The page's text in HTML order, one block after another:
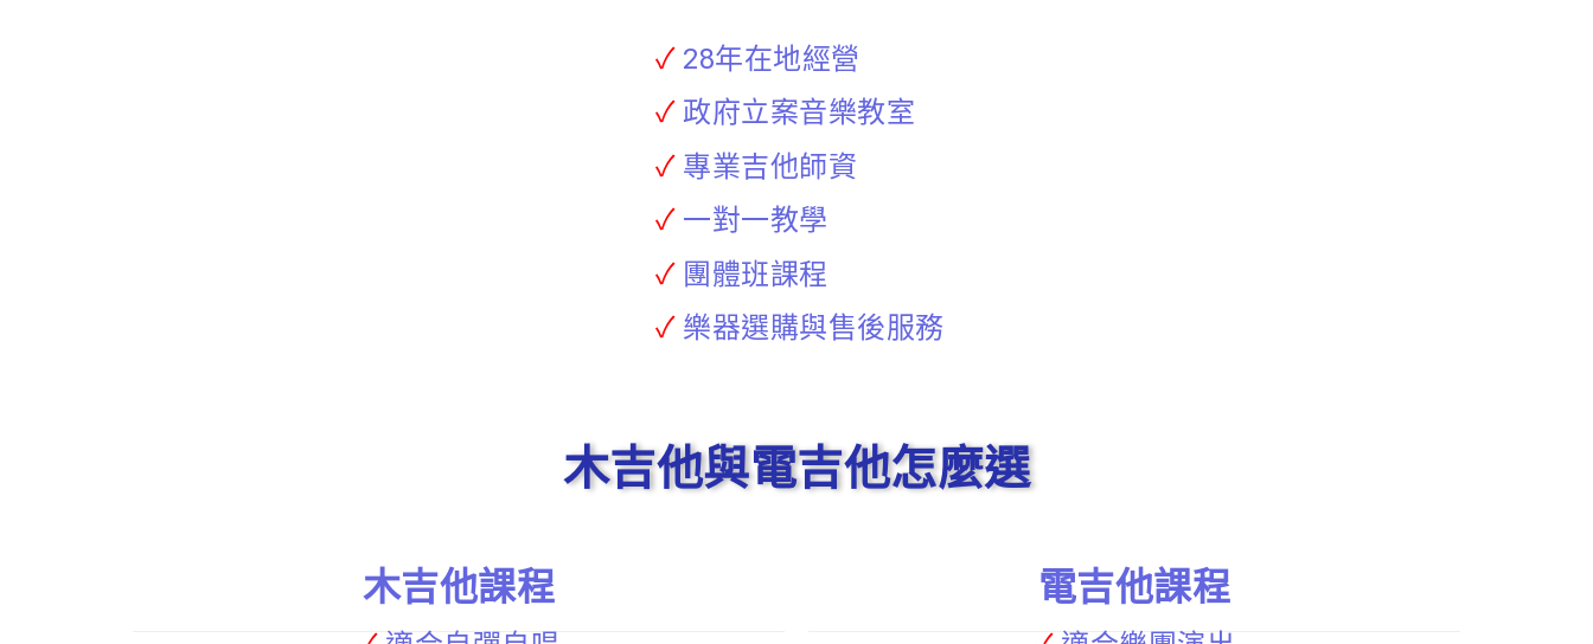
✓28年在地經營
✓政府立案音樂教室
✓專業吉他師資
✓一對一教學
✓團體班課程
✓樂器選購與售後服務
木吉他與電吉他怎麼選
木吉他課程 電吉他課程